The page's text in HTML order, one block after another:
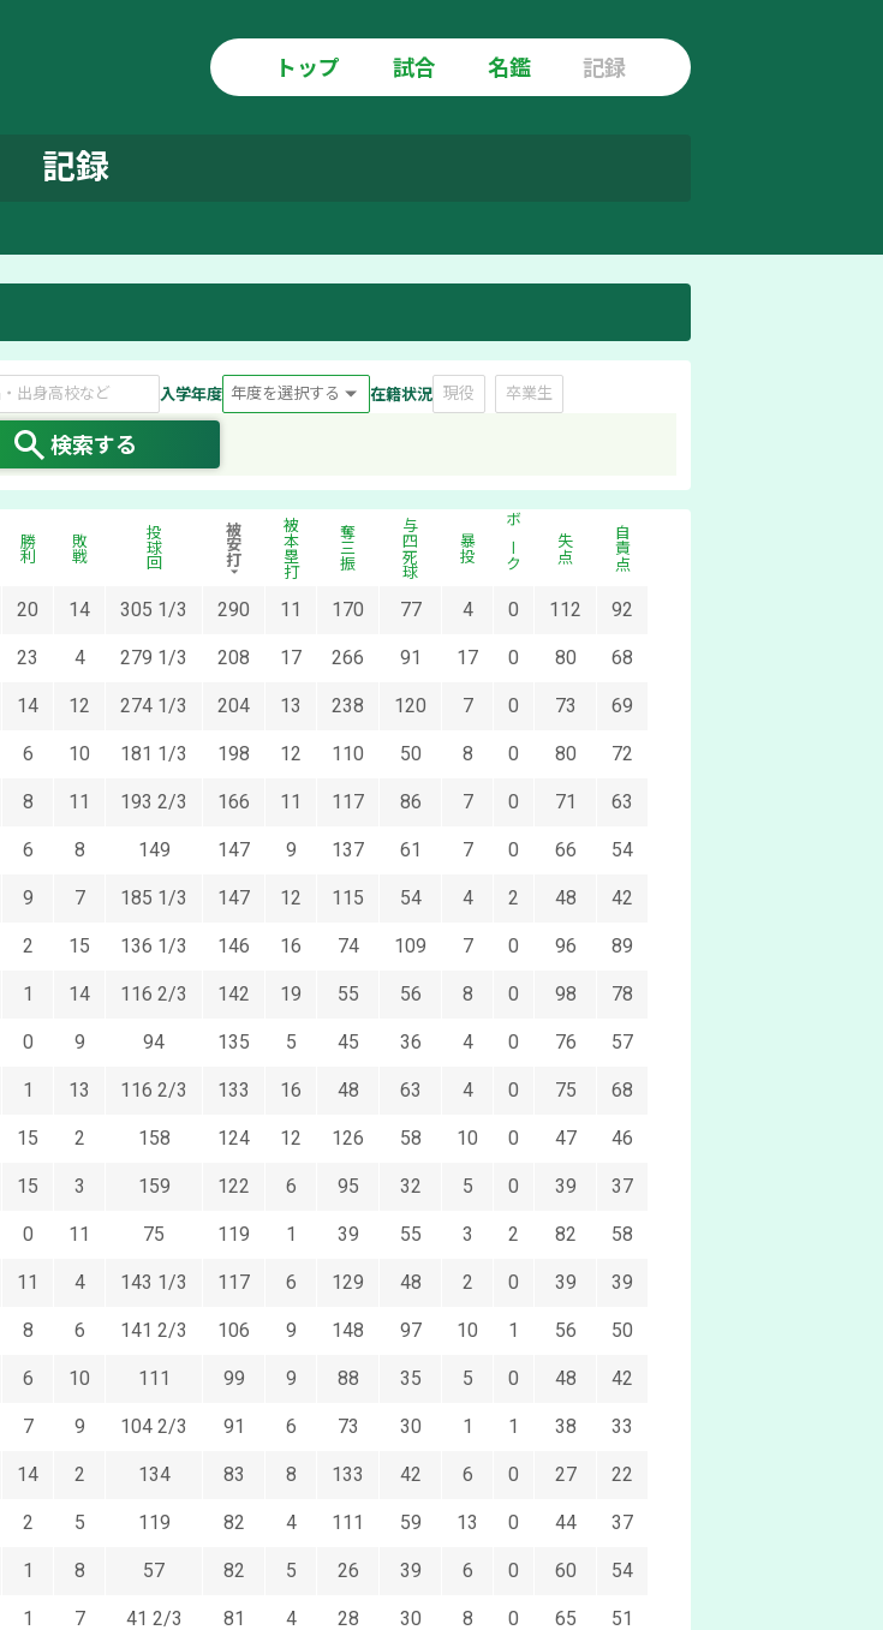
トップ 試合 名鑑 記録
記録
入学年度 在籍状況 現役 卒業生
検索する
勝利 敗戦 投球回 被安打 被本塁打 奪三振 与四死球 暴投 ボーク 失点 自責点
20 14 305 1/3 290 11 170 77 4 0 112 92
23 4 279 1/3 208 17 266 91 17 0 80 68
14 12 274 1/3 204 13 238 120 7 0 73 69
6 10 181 1/3 198 12 110 50 8 0 80 72
8 11 193 2/3 166 11 117 86 7 0 71 63
6 8 149 147 9 137 61 7 0 66 54
9 7 185 1/3 147 12 115 54 4 2 48 42
2 15 136 1/3 146 16 74 109 7 0 96 89
1 14 116 2/3 142 19 55 56 8 0 98 78
0 9 94 135 5 45 36 4 0 76 57
1 13 116 2/3 133 16 48 63 4 0 75 68
15 2 158 124 12 126 58 10 0 47 46
15 3 159 122 6 95 32 5 0 39 37
0 11 75 119 1 39 55 3 2 82 58
11 4 143 1/3 117 6 129 48 2 0 39 39
8 6 141 2/3 106 9 148 97 10 1 56 50
6 10 111 99 9 88 35 5 0 48 42
7 9 104 2/3 91 6 73 30 1 1 38 33
14 2 134 83 8 133 42 6 0 27 22
2 5 119 82 4 111 59 13 0 44 37
1 8 57 82 5 26 39 6 0 60 54
1 7 41 2/3 81 4 28 30 8 0 65 51